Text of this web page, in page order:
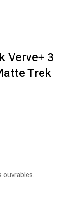
Verve+ 3
Trek
ouvrables.